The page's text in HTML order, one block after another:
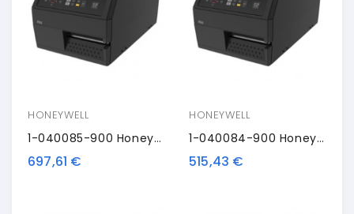
HONEYWELL
1-040085-900 Honeywell Printhead PX6iC, 12 Dots/mm (300dpi)
697,61 €
HONEYWELL
1-040084-900 Honeywell Printhead, 8 Dots/mm (203dpi)
515,43 €